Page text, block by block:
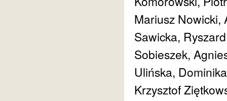
Mariusz Nowicki,
Sawicka,
Sobieszek,
Ulińska,
Krzysztof